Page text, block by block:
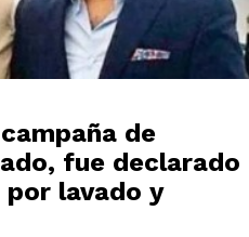
de
fue declarado
por lavado y